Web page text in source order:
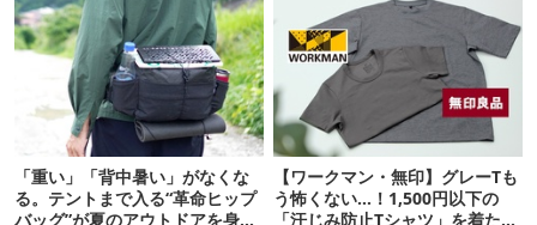
「重い」「背中暑い」がなくな
る。テントまで入る“革命ヒップ
バッグ”が夏のアウトドアを身軽
【ワークマン・無印】グレーTも
う怖くない…！1,500円以下の
「汗じみ防止Tシャツ」を着たら